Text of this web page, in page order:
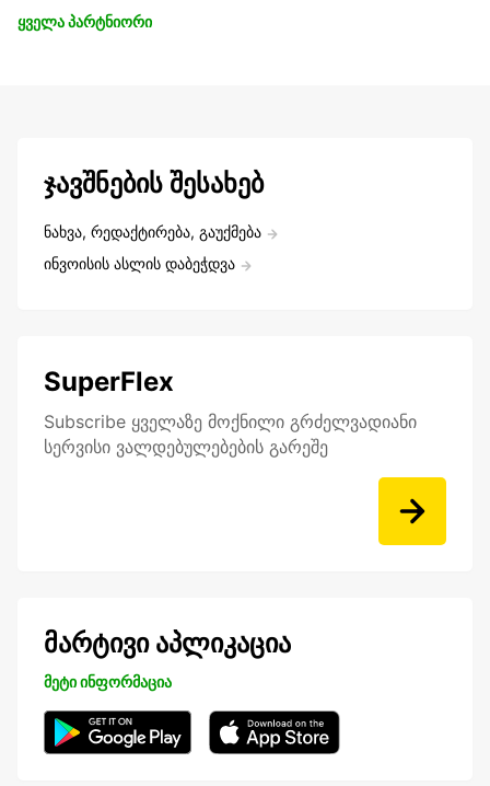
ყველა პარტნიორი
ჯავშნების შესახებ
ნახვა, რედაქტირება, გაუქმება
ინვოისის ასლის დაბეჭდვა
SuperFlex
Subscribe ყველაზე მოქნილი გრძელვადიანი
სერვისი ვალდებულებების გარეშე
მარტივი აპლიკაცია
მეტი ინფორმაცია